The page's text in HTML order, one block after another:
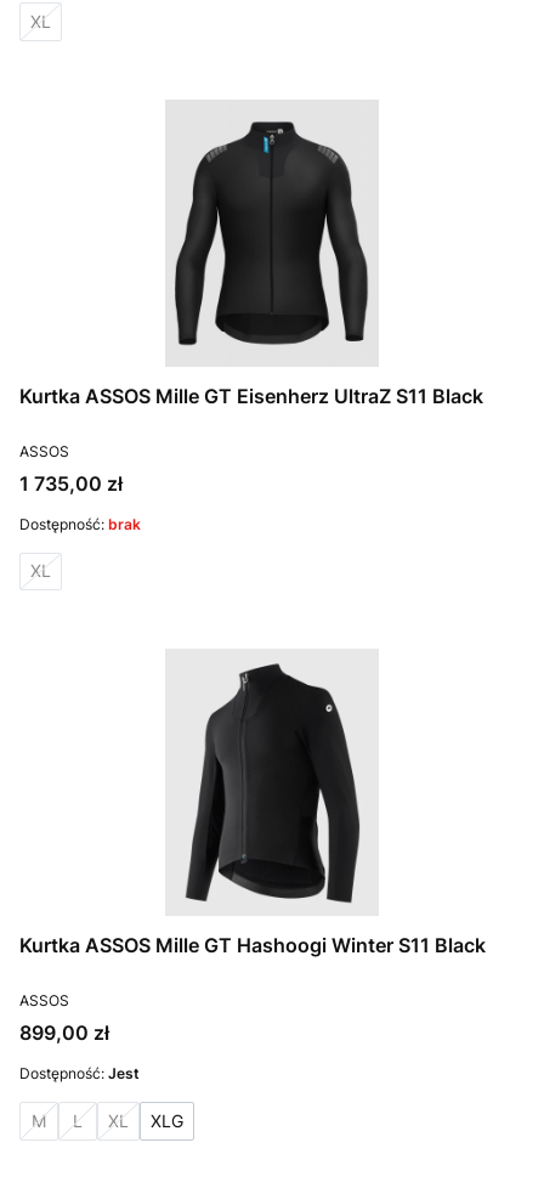
XL
Kurtka ASSOS Mille GT Eisenherz UltraZ S11 Black
PRODUCENT
ASSOS
Cena
1 735,00 zł
Dostępność: brak
XL
Kurtka ASSOS Mille GT Hashoogi Winter S11 Black
PRODUCENT
ASSOS
Cena
899,00 zł
Dostępność: Jest
M L XL XLG